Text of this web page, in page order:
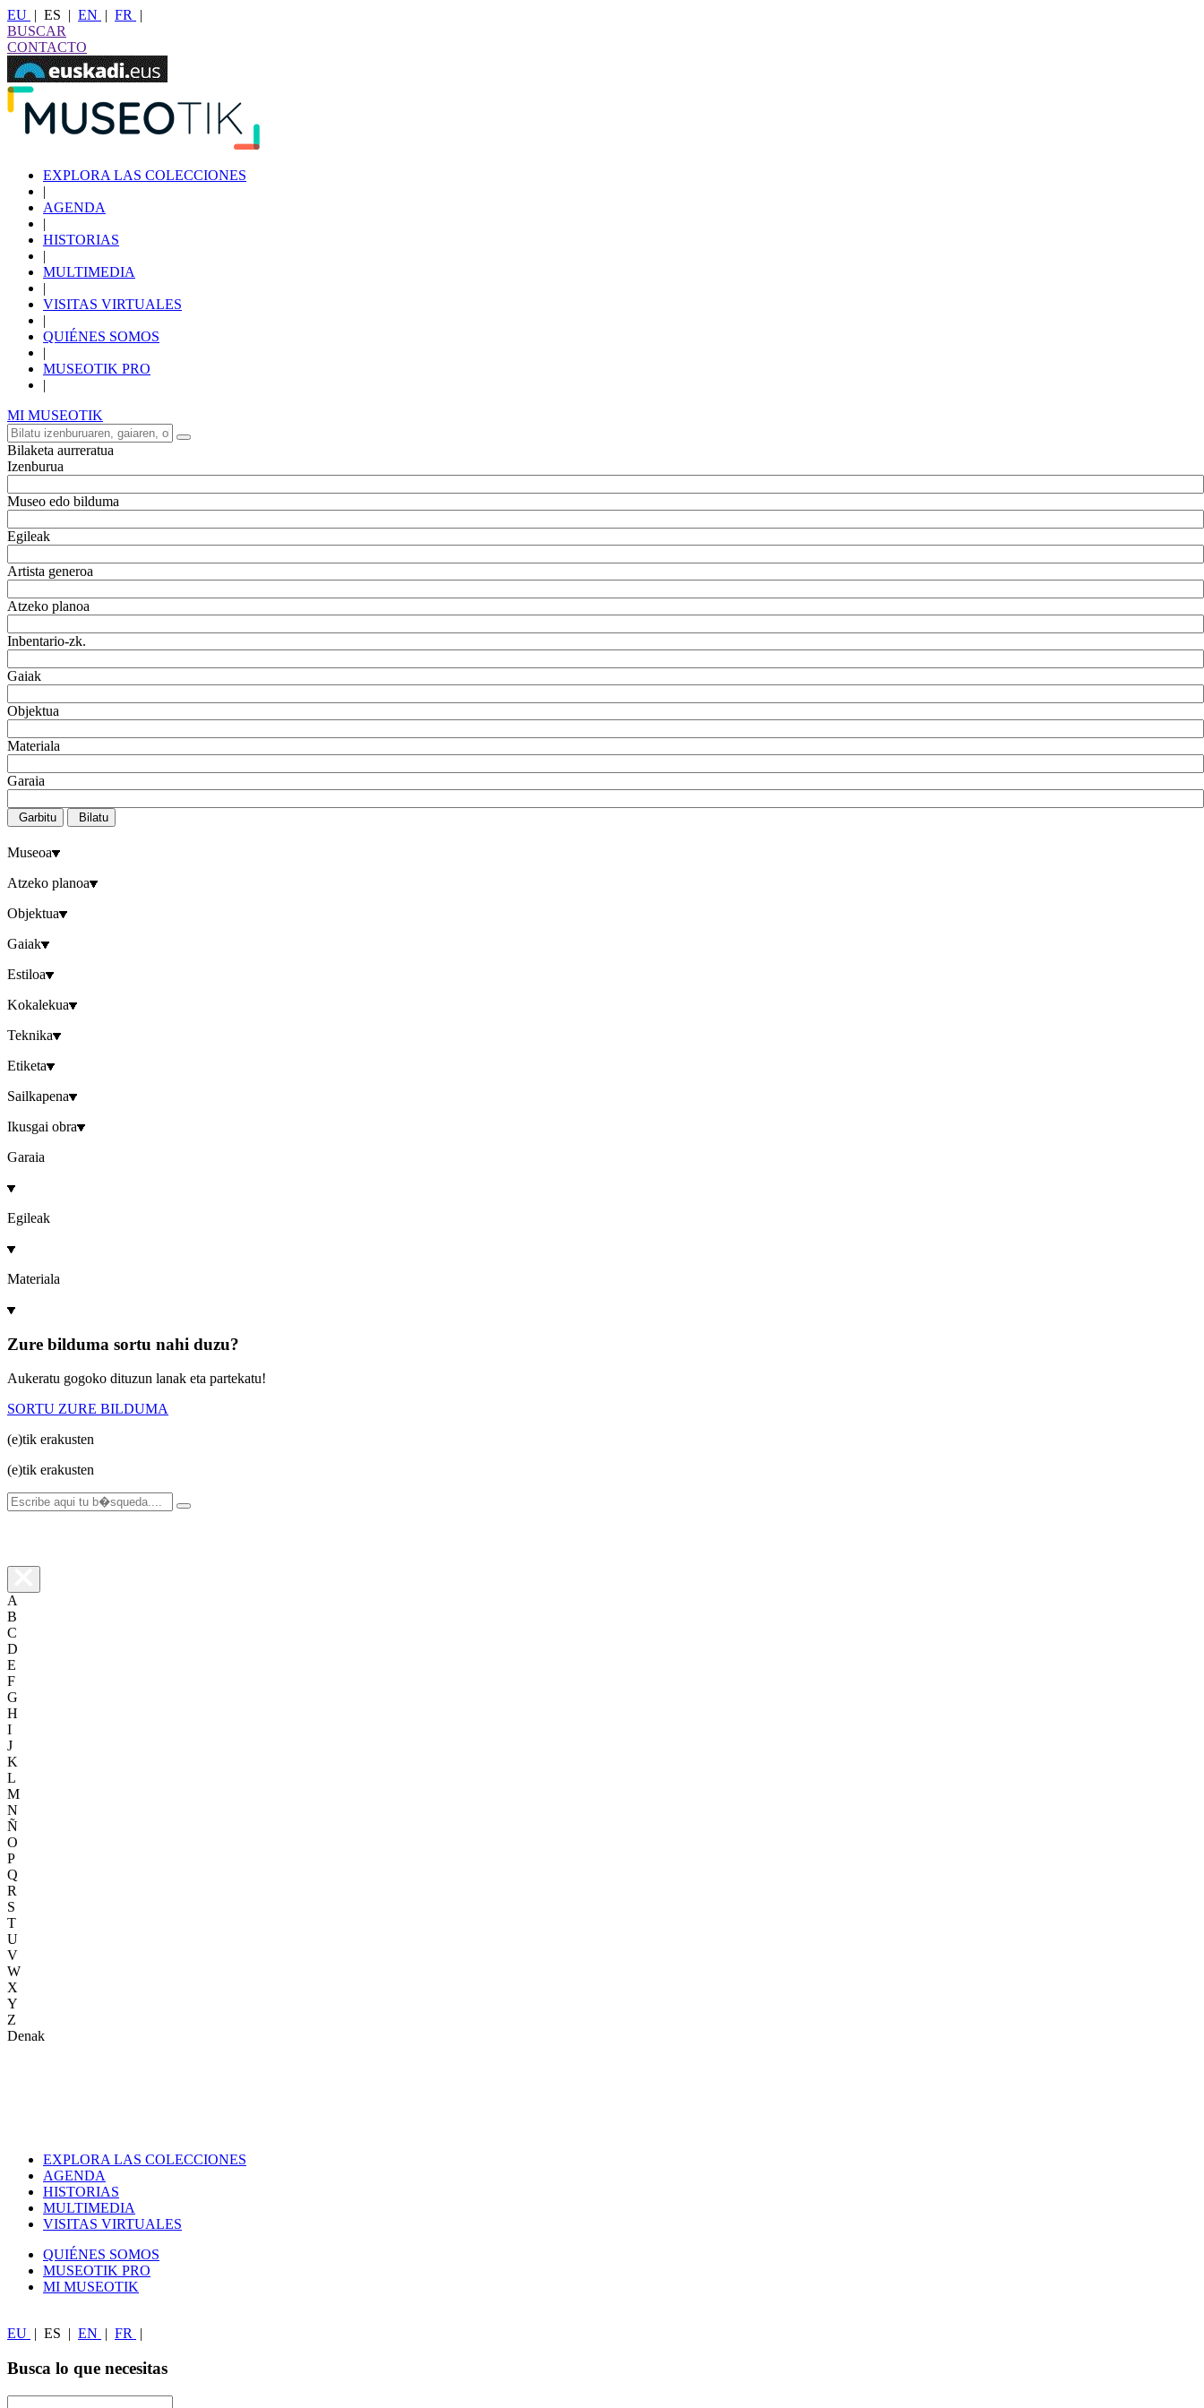
EU | ES | EN | FR
|
BUSCAR
CONTACTO
EXPLORA LAS COLECCIONES
|
AGENDA
|
HISTORIAS
|
MULTIMEDIA
|
VISITAS VIRTUALES
|
QUIÉNES SOMOS
|
MUSEOTIK PRO
|
MI MUSEOTIK
Bilaketa aurreratua
Izenburua
Museo edo bilduma
Egileak
Artista generoa
Atzeko planoa
Inbentario-zk.
Gaiak
Objektua
Materiala
Garaia
Garbitu Bilatu
Museoa
Atzeko planoa
Objektua
Gaiak
Estiloa
Kokalekua
Teknika
Etiketa
Sailkapena
Ikusgai obra
Garaia
Egileak
Materiala
Zure bilduma sortu nahi duzu?
Aukeratu gogoko dituzun lanak eta partekatu!
SORTU ZURE BILDUMA
(e)tik erakusten
(e)tik erakusten
A
B
C
D
E
F
G
H
I
J
K
L
M
N
Ñ
O
P
Q
R
S
T
U
V
W
X
Y
Z
Denak
EXPLORA LAS COLECCIONES
AGENDA
HISTORIAS
MULTIMEDIA
VISITAS VIRTUALES
QUIÉNES SOMOS
MUSEOTIK PRO
MI MUSEOTIK
EU ES EN FR
Busca lo que necesitas